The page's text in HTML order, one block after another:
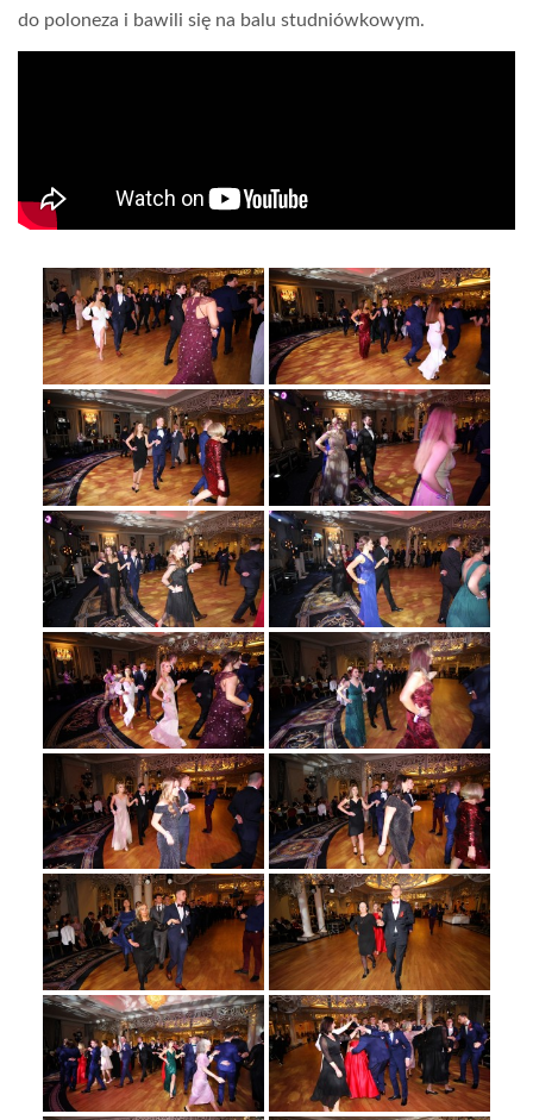
do poloneza i bawili się na balu studniówkowym.